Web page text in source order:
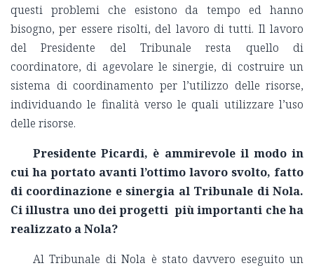
questi problemi che esistono da tempo ed hanno
bisogno, per essere risolti, del lavoro di tutti. Il lavoro
del Presidente del Tribunale resta quello di
coordinatore, di agevolare le sinergie, di costruire un
sistema di coordinamento per l’utilizzo delle risorse,
individuando le finalità verso le quali utilizzare l’uso
delle risorse.
Presidente Picardi, è ammirevole il modo in
cui ha portato avanti l’ottimo lavoro svolto, fatto
di coordinazione e sinergia al Tribunale di Nola.
Ci illustra uno dei progetti più importanti che ha
realizzato a Nola?
Al Tribunale di Nola è stato davvero eseguito un